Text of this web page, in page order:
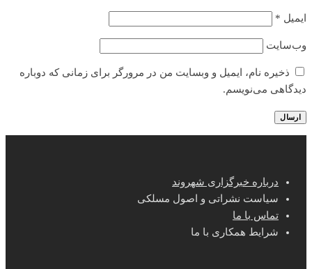
ایمیل *
وب‌سایت
ذخیره نام، ایمیل و وبسایت من در مرورگر برای زمانی که دوباره
دیدگاهی می‌نویسم.
درباره خبرگزاری شهروند
سیاست نشراتی و اصول مسلکی
تماس با ما
شرایط همکاری با ما